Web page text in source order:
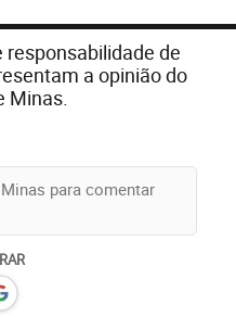
responsabilidade de
a opinião do
Minas.